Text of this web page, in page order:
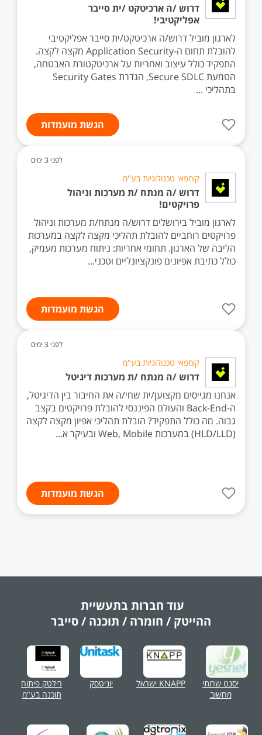
דרוש /ה ארכיטקט /ית סייבר
אפליקטיבי!
לארגון מוביל דרוש/ה ארכיטקט/ית סייבר אפליקטיבי
להובלת תחום ה-Application Security מקצה לקצה.
התפקיד כולל עיצוב ואחריות על ארכיטקטורת האבטחה,
הטמעת Secure SDLC, הגדרת Security Gates
בתהליכי ...
הגשת מועמדות
לפני 3 ימים
קומפאי טכנולוגיות בע"מ
דרוש /ה מנתח /ת מערכות וניהול
פרויקטים!
לארגון מוביל בירושלים דרוש/ה מנתח/ת מערכות וניהול
פרויקטים רוחביים להובלת תהליכי מקצה לקצה במערכות
הליבה של הארגון. תחומי אחריות: ניתוח מערכות מעמיק,
כולל כתיבת אפיונים פונקציונליים וטכני...
הגשת מועמדות
לפני 3 ימים
קומפאי טכנולוגיות בע"מ
דרוש /ה מנתח /ת מערכות דיגיטל
אנחנו מגייסים מקצוען/ית שחי/ה את החיבור בין הדיגיטל,
ה-Back-End והעולם הפיננסי להובלת פרויקטים בקצב
גבוה. מה כולל התפקיד? הובלת תהליכי אפיון מקצה לקצה
(HLD/LLD) במערכות Web, Mobile ובעיקר א...
הגשת מועמדות
עוד חברות בתעשיית
ההייטק / חומרה / תוכנה / סייבר
יסנט שרותי
מחשוב
KNAPP ישראל יוניטסק
רילטק פיתוח
תוכנה בע"מ